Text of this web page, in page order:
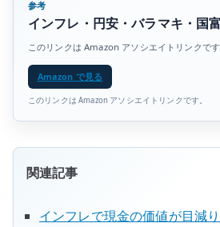
参考
インフレ・円安・バラマキ・国
このリンクは Amazon アソシエイトリンクです
Amazon で見る
このリンクは Amazon アソシエイトリンクです。
関連記事
インフレで現金の価値が目減